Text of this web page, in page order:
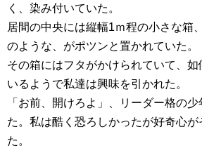
く、染み付いていた。
居間の中央には縦幅1ｍ程の小さな箱
のような、がポツンと置かれていた。
その箱にはフタがかけられていて、
いるようで私達は興味を引かれた。
「お前、開けろよ」、リーダー格の
た。私は酷く恐ろしかったが好奇心
た。